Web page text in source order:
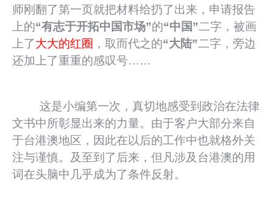
师刚翻了第一页就把材料给扔了出来，申请报告
上的“有志于开拓中国市场”的“中国”二字，被画
上了大大的红圈 ，取而代之的“大陆”二字，旁边
还加上了重重的感叹号……
这是小编第一次，真切地感受到政治在法律
文书中所彰显出来的力量。由于客户大部分来自
于台港澳地区，因此在以后的工作中也就格外关
注与谨慎。及至到了后来，但凡涉及台港澳的用
词在头脑中几乎成为了条件反射。